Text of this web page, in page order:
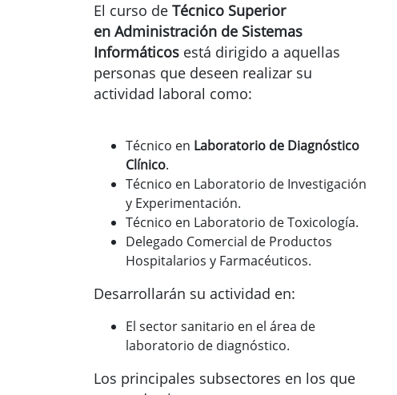
El curso de Técnico Superior
en Administración de Sistemas
Informáticos está dirigido a aquellas
personas que deseen realizar su
actividad laboral como:
Técnico en Laboratorio de Diagnóstico
Clínico.
Técnico en Laboratorio de Investigación
y Experimentación.
Técnico en Laboratorio de Toxicología.
Delegado Comercial de Productos
Hospitalarios y Farmacéuticos.
Desarrollarán su actividad en:
El sector sanitario en el área de
laboratorio de diagnóstico.
Los principales subsectores en los que